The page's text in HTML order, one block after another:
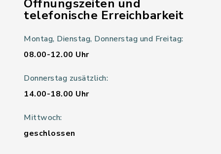
Öffnungszeiten und
telefonische Erreichbarkeit
Montag, Dienstag, Donnerstag und Freitag:
08.00-12.00 Uhr
Donnerstag zusätzlich:
14.00-18.00 Uhr
Mittwoch:
geschlossen